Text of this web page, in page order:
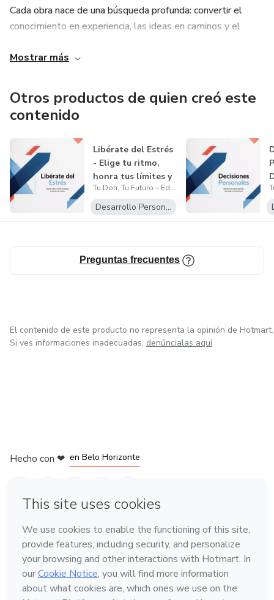
Cada obra nace de una búsqueda profunda: convertir el
conocimiento en experiencia, las ideas en caminos y el
verdaderamente eres, potenciar tu luz y reconciliarte con tu
sombra.
Porque solo cuando el conocimiento se vive, despierta.
Mostrar más
Otros productos de quien creó este
contenido
Libérate del Estrés
- Elige tu ritmo,
honra tus límites y
re...
Tu Don, Tu Futuro – Editorial de Conocimiento Vivo
Desarrollo Personal
Preguntas frecuentes
El contenido de este producto no representa la opinión de Hotmart.
Si ves informaciones inadecuadas, denúncialas aquí
Hecho con ❤ en Belo Horizonte
Conoce Hotmart
Idioma
Español